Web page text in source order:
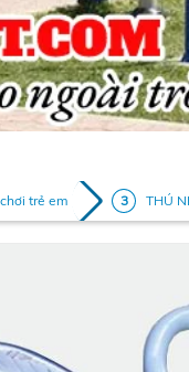
trẻ em THÚ